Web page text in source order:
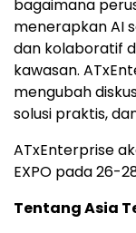
bagaimana
menerapkan AI
dan kolaboratif
kawasan.
mengubah
solusi praktis,
ATxEnterprise
EXPO pada 26-
Tentang Asia